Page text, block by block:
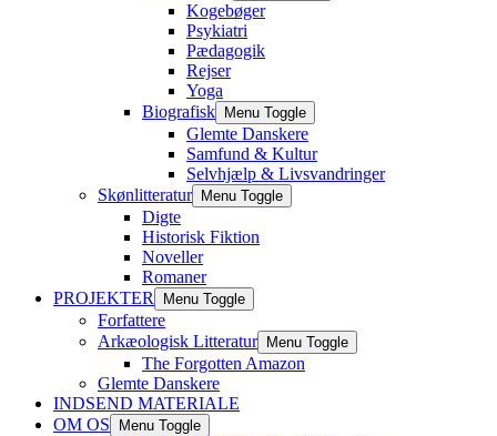
Kogebøger
Psykiatri
Pædagogik
Rejser
Yoga
Biografisk
Menu Toggle
Glemte Danskere
Samfund & Kultur
Selvhjælp & Livsvandringer
Skønlitteratur
Menu Toggle
Digte
Historisk Fiktion
Noveller
Romaner
PROJEKTER
Menu Toggle
Forfattere
Arkæologisk Litteratur
Menu Toggle
The Forgotten Amazon
Glemte Danskere
INDSEND MATERIALE
OM OS
Menu Toggle